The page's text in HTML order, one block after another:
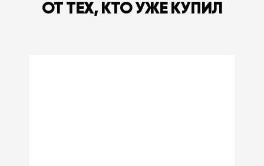
ОТ ТЕХ, КТО УЖЕ КУПИЛ